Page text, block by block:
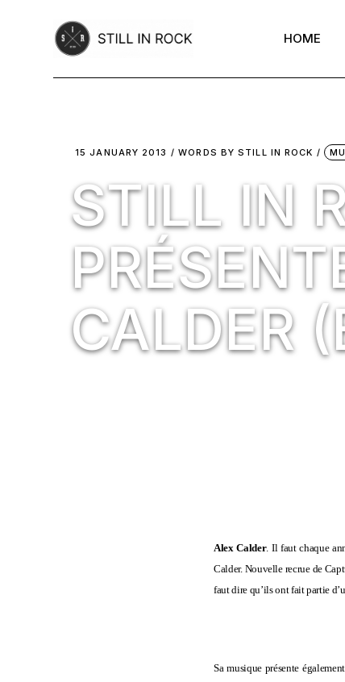
HOME
15 JANUARY 2013 WORDS BYSTILL IN ROCK
STILL IN
CALDER
Alex Calder. Il faut chaque
Calder. Nouvelle recrue de
faut dire qu’ils ont fait partie
Sa musique présente